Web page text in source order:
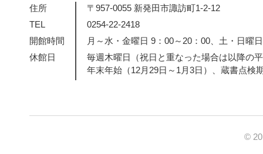
住所
〒957-0055 新発田市諏訪町1-2-12
TEL
0254-22-2418
開館時間
月～水・金曜日 9：00～20：00、土・日曜
休館日
毎週木曜日（祝日と重なった場合は以降の
年末年始（12月29日～1月3日）、蔵書点検
©